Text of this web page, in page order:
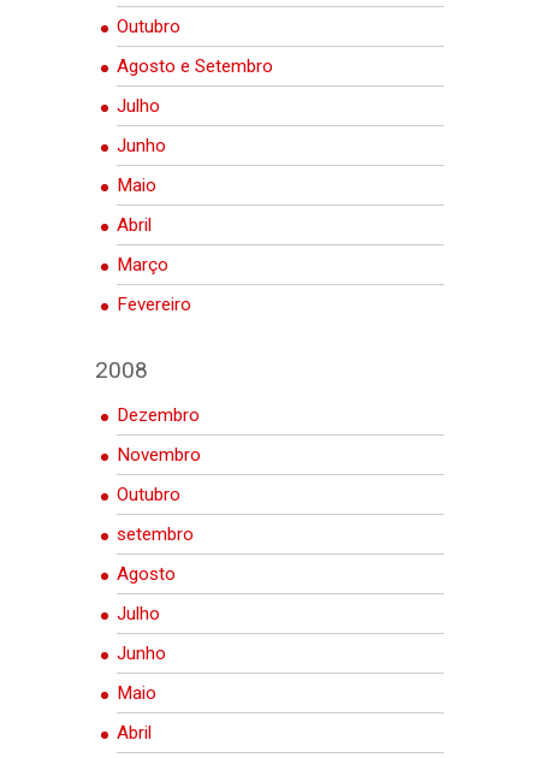
Outubro
Agosto e Setembro
Julho
Junho
Maio
Abril
Março
Fevereiro
2008
Dezembro
Novembro
Outubro
setembro
Agosto
Julho
Junho
Maio
Abril